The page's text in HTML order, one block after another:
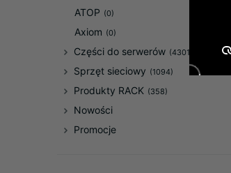
ATOP (0)
Axiom (0)
Części do serwerów (43017)
Sprzęt sieciowy (1094)
Produkty RACK (358)
Nowości
Promocje